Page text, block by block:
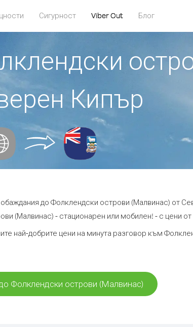
Сигурност Viber Out Блог
Кипър
до Фолклендски острови (Малвинас) от
(Малвинас) - стационарен или мобилен! - с цени от
най-добрите цени на минута разговор към
Фолклендски острови (Малвинас)